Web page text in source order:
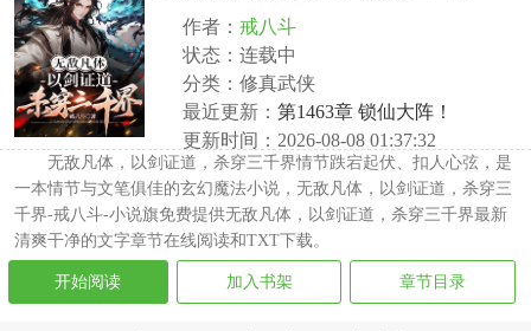
作者： 戒八斗
状态：连载中
分类：修真武侠
最近更新： 第1463章 锁仙大阵！
更新时间：2026-08-08 01:37:32
无敌凡体，以剑证道，杀穿三千界情节跌宕起伏、扣人心弦，是
一本情节与文笔俱佳的玄幻魔法小说，无敌凡体，以剑证道，杀穿三
千界-戒八斗-小说旗免费提供无敌凡体，以剑证道，杀穿三千界最新
清爽干净的文字章节在线阅读和TXT下载。
开始阅读 加入书架 章节目录